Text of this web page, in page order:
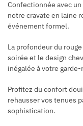
Confectionnée avec
notre cravate en laine
événement formel.
La profondeur du
soirée et le design
inégalée à votre garde-
Profitez du confort
rehausser vos tenues
sophistication.